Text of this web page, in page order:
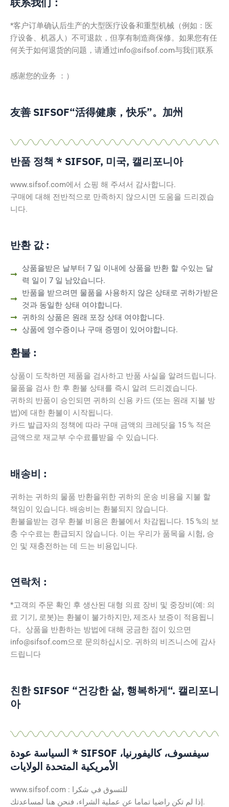
*客户订单确认后生产的大型医疗设备和重型机械（例如：医
疗设备、机器人）不可退款，但享有制造商保修。 如果您有任
何关于如何退货的问题，请通过info@sifsof.com与我们联系
感谢您的业务 ：）
友善 SIFSOF“活得健康，快乐”。加州
반품 정책 * SIFSOF, 미국, 캘리포니아
www.sifsof.com에서 쇼핑 해 주셔서 감사합니다.
구매에 대해 전반적으로 만족하지 않으시면 도움을 드리겠습
니다.
반환 값 :
상품을받은 날부터 7 일 이내에 상품을 반환 할 수있는 달
력 일이 7 일 남았습니다.
반품을 받으려면 물품을 사용하지 않은 상태로 귀하가받은
것과 동일한 상태 여야합니다.
귀하의 상품은 원래 포장 상태 여야합니다.
상품에 영수증이나 구매 증명이 있어야합니다.
환불 :
상품이 도착하면 제품을 검사하고 반품 사실을 알려드립니다.
물품을 검사 한 후 환불 상태를 즉시 알려 드리겠습니다.
귀하의 반품이 승인되면 귀하의 신용 카드 (또는 원래 지불 방
법)에 대한 환불이 시작됩니다.
카드 발급자의 정책에 따라 구매 금액의 크레딧을 15 % 적은
금액으로 재교부 수수료를받을 수 있습니다.
배송비 :
귀하는 귀하의 물품 반환을위한 귀하의 운송 비용을 지불 할
책임이 있습니다. 배송비는 환불되지 않습니다.
환불을받는 경우 환불 비용은 환불에서 차감됩니다. 15 %의 보
충 수수료는 환급되지 않습니다. 이는 우리가 품목을 시험, 승
인 및 재충전하는 데 드는 비용입니다.
연락처 :
*고객의 주문 확인 후 생산된 대형 의료 장비 및 중장비(예: 의
료 기기, 로봇)는 환불이 불가하지만, 제조사 보증이 적용됩니
다。 상품을 반환하는 방법에 대해 궁금한 점이 있으면
info@sifsof.com으로 문의하십시오. 귀하의 비즈니스에 감사
드립니다
친한 SIFSOF “건강한 삶, 행복하게“. 캘리포니
아
السياسة عودة * SIFSOF سيفسوف، كاليفورنيا،
الأمريكية المتحدة الولايات
www.sifsof.com : للتسوق في شكرا
إذا لم تكن راضيا تماما عن عملية الشراء، فنحن هنا لمساعدتك.